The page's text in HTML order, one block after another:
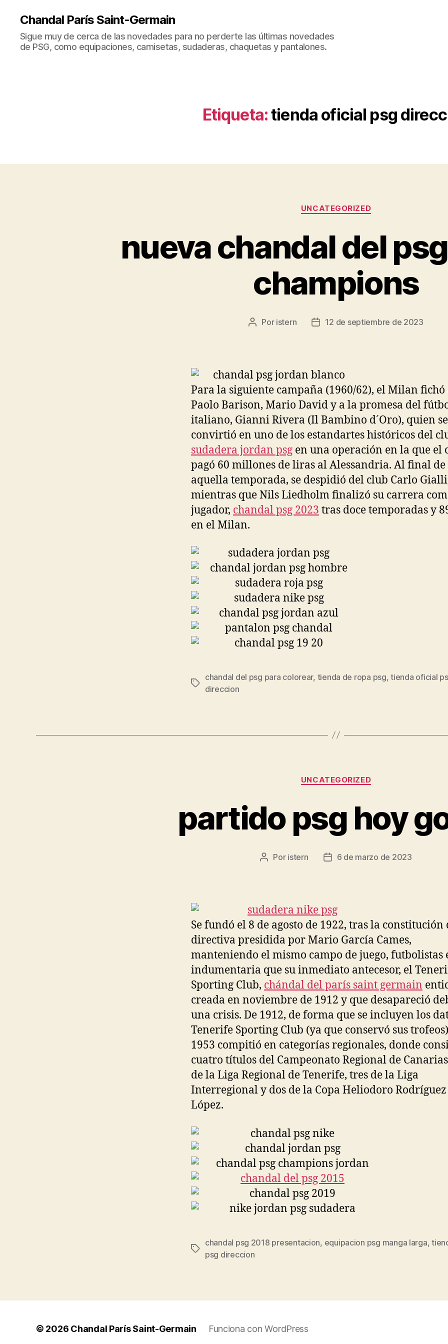
Chandal París Saint-Germain
Sigue muy de cerca de las novedades para no perderte las últimas novedades
de PSG, como equipaciones, camisetas, sudaderas, chaquetas y pantalones.
Etiqueta:tienda oficial psg
Categorías
UNCATEGORIZED
nueva chandal del
champions
Autor
Por istern
Fecha12 de septiembre de 2023
Para la siguiente campaña (1960/62), el Milan fichó
Paolo Barison, Mario David y a la promesa del
italiano, Gianni Rivera (Il Bambino d´Oro), quien se
convirtió en uno de los estandartes históricos del
sudadera jordan psg en una operación en la que el
pagó 60 millones de liras al Alessandria. Al final de
aquella temporada, se despidió del club Carlo
mientras que Nils Liedholm finalizó su carrera
jugador, chandal psg 2023 tras doce temporadas y
en el Milan.
Etiquetas
chandal del psg para colorear, tienda de ropa psg,tienda oficial
direccion
Categorías
UNCATEGORIZED
partido psg hoy
Autor
Por istern
Fecha6 de marzo de 2023
Se fundó el 8 de agosto de 1922, tras la constitución
directiva presidida por Mario García Cames,
manteniendo el mismo campo de juego, futbolistas
indumentaria que su inmediato antecesor, el
Sporting Club, chándal del parís saint germain
creada en noviembre de 1912 y que desapareció
una crisis. De 1912, de forma que se incluyen los
Tenerife Sporting Club (ya que conservó sus
1953 compitió en categorías regionales, donde
cuatro títulos del Campeonato Regional de
de la Liga Regional de Tenerife, tres de la Liga
Interregional y dos de la Copa Heliodoro Rodríguez
López.
Etiquetas
chandal psg 2018 presentacion, equipacion psg manga larga,
psg direccion
© 2026 Chandal París Saint-Germain Funciona con WordPress